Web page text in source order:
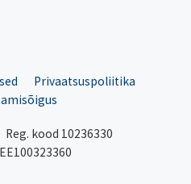
Privaatsuspoliitika
Reg. kood 10236330